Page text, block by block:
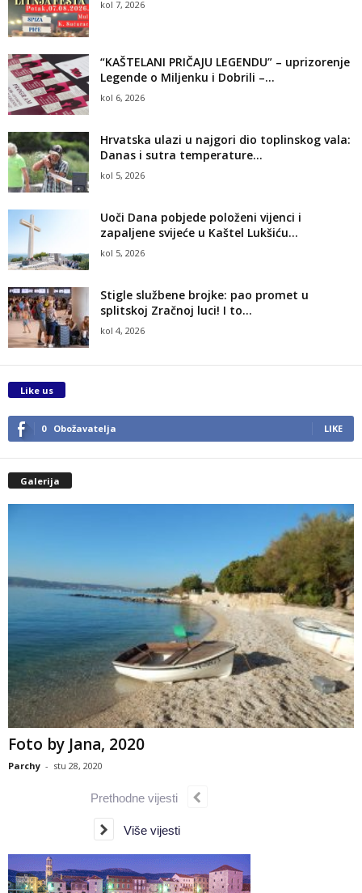
kol 7, 2026
“KAŠTELANI PRIČAJU LEGENDU” – uprizorenje
Legende o Miljenku i Dobrili –...
kol 6, 2026
Hrvatska ulazi u najgori dio toplinskog vala:
Danas i sutra temperature...
kol 5, 2026
Uoči Dana pobjede položeni vijenci i
zapaljene svijeće u Kaštel Lukšiću...
kol 5, 2026
Stigle službene brojke: pao promet u
splitskoj Zračnoj luci! I to...
kol 4, 2026
Like us
0 Obožavatelja LIKE
Galerija
Foto by Jana, 2020
Parchy - stu 28, 2020
Prethodne vijesti
Više vijesti